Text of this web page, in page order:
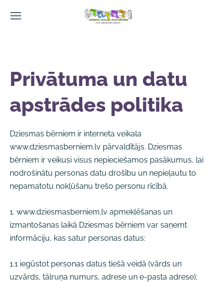
Privātuma un datu
apstrādes politika
Dziesmas bērniem ir interneta veikala
www.dziesmasberniem.lv pārvaldītājs. Dziesmas
bērniem ir veikusi visus nepieciešamos pasākumus, lai
nodrošinātu personas datu drošību un nepieļautu to
nepamatotu nokļūšanu trešo personu rīcībā.
1. www.dziesmasberniem.lv apmeklēšanas un
izmantošanas laikā Dziesmas bērniem var saņemt
informāciju, kas satur personas datus:
1.1 iegūstot personas datus tiešā veidā (vārds un
uzvārds, tālruņa numurs, adrese un e-pasta adrese);